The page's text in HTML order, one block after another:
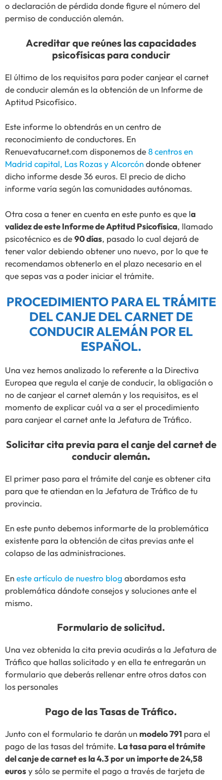
o declaración de pérdida donde figure el número del
permiso de conducción alemán.
Acreditar que reúnes las capacidades
psicofísicas para conducir
El último de los requisitos para poder canjear el carnet
de conducir alemán es la obtención de un Informe de
Aptitud Psicofísico.
Este informe lo obtendrás en un centro de
reconocimiento de conductores. En
Renuevatucarnet.com disponemos de8 centros en
Madrid capital, Las Rozas y Alcorcóndonde obtener
dicho informe desde 36 euros. El precio de dicho
informe varía según las comunidades autónomas.
Otra cosa a tener en cuenta en este punto es que la
validez de este Informe de Aptitud Psicofísica, llamado
psicotécnico es de90 días, pasado lo cual dejará de
tener valor debiendo obtener uno nuevo, por lo que te
recomendamos obtenerlo en el plazo necesario en el
que sepas vas a poder iniciar el trámite.
PROCEDIMIENTO PARA EL TRÁMITE
DEL CANJE DEL CARNET DE
CONDUCIR ALEMÁN POR EL
ESPAÑOL.
Una vez hemos analizado lo referente a la Directiva
Europea que regula el canje de conducir, la obligación o
no de canjear el carnet alemán y los requisitos, es el
momento de explicar cuál va a ser el procedimiento
para canjear el carnet ante la Jefatura de Tráfico.
Solicitar cita previa para el canje del carnet de
conducir alemán.
El primer paso para el trámite del canje es obtener cita
para que te atiendan en la Jefatura de Tráfico de tu
provincia.
En este punto debemos informarte de la problemática
existente para la obtención de citas previas ante el
colapso de las administraciones.
Eneste artículo de nuestro blog abordamos esta
problemática dándote consejos y soluciones ante el
mismo.
Formulario de solicitud.
Una vez obtenida la cita previa acudirás a la Jefatura de
Tráfico que hallas solicitado y en ella te entregarán un
formulario que deberás rellenar entre otros datos con
los personales
Pago de las Tasas de Tráfico.
Junto con el formulario te darán un modelo 791 para el
pago de las tasas del trámite. La tasa para el trámite
del canje de carnet es la 4.3 por un importe de 24,58
eurosy sólo se permite el pago a través de tarjeta de